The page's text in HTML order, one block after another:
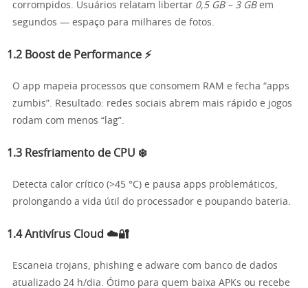
corrompidos. Usuários relatam libertar 0,5 GB – 3 GBem
segundos — espaço para milhares de fotos.
1.2 Boost de Performance ⚡
O app mapeia processos que consomem RAM e fecha “apps
zumbis”. Resultado: redes sociais abrem mais rápido e jogos
rodam com menos “lag”.
1.3 Resfriamento de CPU ❄️
Detecta calor crítico (>45 °C) e pausa apps problemáticos,
prolongando a vida útil do processador e poupando bateria.
1.4 Antivírus Cloud ☁️🔐
Escaneia trojans, phishing e adware com banco de dados
atualizado 24 h/dia. Ótimo para quem baixa APKs ou recebe